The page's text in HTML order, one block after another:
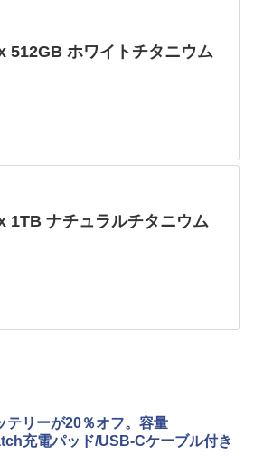
512GB ホワイトチタニウム
1TB ナチュラルチタニウム
テリーが20％オフ。容量
充電パッド/USB-Cケーブル付き